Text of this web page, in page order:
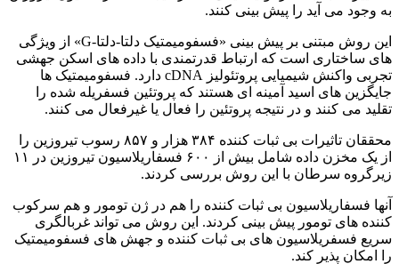
به وجود می آید را پیش بینی کنند.
این روش مبتنی بر پیش بینی «فسفومیمتیک دلتا-دلتا-G» از ویژگی
های ساختاری است که ارتباط قدرتمندی با داده های اسکن جهشی
تجربی واکنش شیمیایی پروتئولیز cDNA دارد. فسفومیمتیک ها
جایگزین های اسید آمینه ای هستند که پروتئین فسفریله شده را
تقلید می کنند و در نتیجه پروتئین را فعال یا غیرفعال می کنند.
محققان تاثیرات بی ثبات کننده ۳۸۴ هزار و ۸۵۷ رسوب تیروزین را
از یک مخزن داده شامل بیش از ۶۰۰ فسفاریلاسیون تیروزین در ۱۱
زیرگروه سرطان با این روش بررسی کردند.
آنها فسفاریلاسیون بی ثبات کننده را هم در ژن تومور و هم سرکوب
کننده های تومور پیش بینی کردند. این روش می تواند غربالگری
سریع فسفریلاسیون های بی ثبات کننده و جهش های فسفومیمتیک
را امکان پذیر کند.